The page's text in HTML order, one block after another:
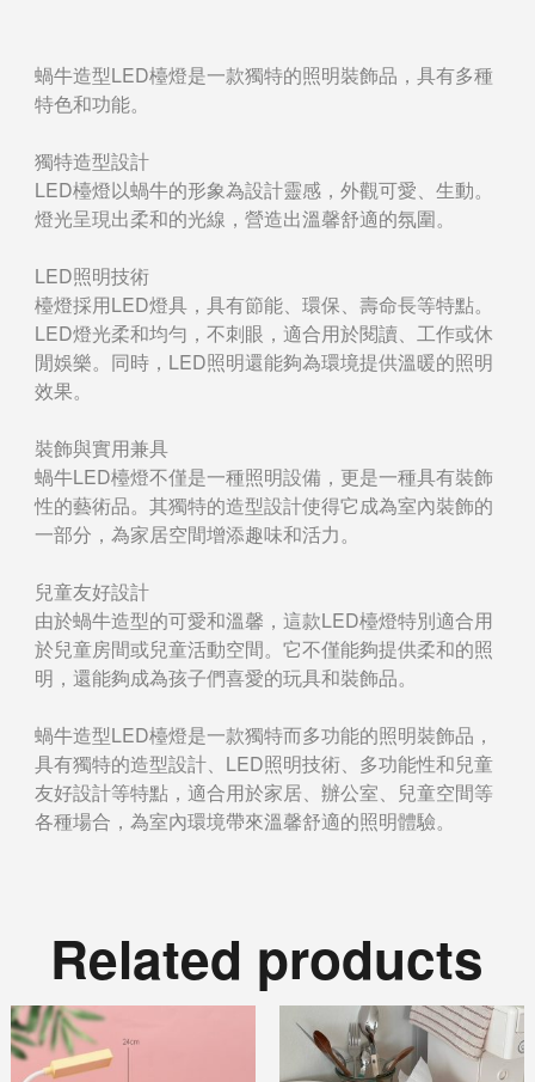
蝸牛造型LED檯燈是一款獨特的照明裝飾品，具有多種
特色和功能。
獨特造型設計
LED檯燈以蝸牛的形象為設計靈感，外觀可愛、生動。
燈光呈現出柔和的光線，營造出溫馨舒適的氛圍。
LED照明技術
檯燈採用LED燈具，具有節能、環保、壽命長等特點。
LED燈光柔和均勻，不刺眼，適合用於閱讀、工作或休
閒娛樂。同時，LED照明還能夠為環境提供溫暖的照明
效果。
裝飾與實用兼具
蝸牛LED檯燈不僅是一種照明設備，更是一種具有裝飾
性的藝術品。其獨特的造型設計使得它成為室內裝飾的
一部分，為家居空間增添趣味和活力。
兒童友好設計
由於蝸牛造型的可愛和溫馨，這款LED檯燈特別適合用
於兒童房間或兒童活動空間。它不僅能夠提供柔和的照
明，還能夠成為孩子們喜愛的玩具和裝飾品。
蝸牛造型LED檯燈是一款獨特而多功能的照明裝飾品，
具有獨特的造型設計、LED照明技術、多功能性和兒童
友好設計等特點，適合用於家居、辦公室、兒童空間等
各種場合，為室內環境帶來溫馨舒適的照明體驗。
Related products